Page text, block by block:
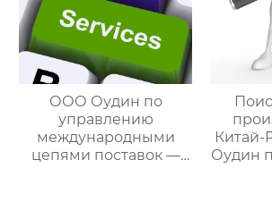
ООО Оудин по
управлению
международными
цепями поставок —
Оудин